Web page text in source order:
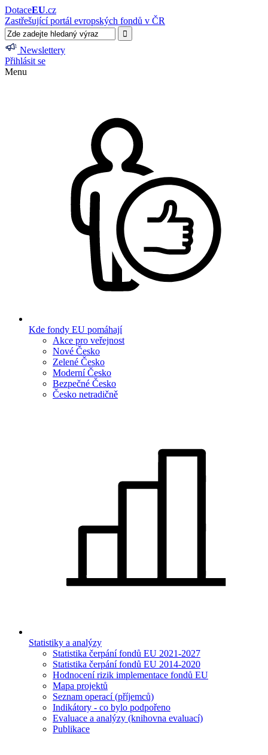
DotaceEU.cz
Zastřešující portál evropských fondů v ČR
Newslettery
Přihlásit se
Menu
Kde fondy EU pomáhají
Akce pro veřejnost
Nové Česko
Zelené Česko
Moderní Česko
Bezpečné Česko
Česko netradičně
Statistiky a analýzy
Statistika čerpání fondů EU 2021-2027
Statistika čerpání fondů EU 2014-2020
Hodnocení rizik implementace fondů EU
Mapa projektů
Seznam operací (příjemců)
Indikátory - co bylo podpořeno
Evaluace a analýzy (knihovna evaluací)
Publikace